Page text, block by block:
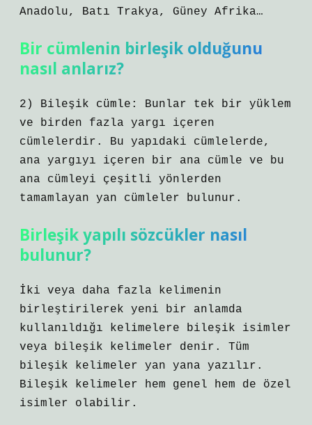
Anadolu, Batı Trakya, Güney Afrika…
Bir cümlenin birleşik olduğunu
nasıl anlarız?
2) Bileşik cümle: Bunlar tek bir yüklem
ve birden fazla yargı içeren
cümlelerdir. Bu yapıdaki cümlelerde,
ana yargıyı içeren bir ana cümle ve bu
ana cümleyi çeşitli yönlerden
tamamlayan yan cümleler bulunur.
Birleşik yapılı sözcükler nasıl
bulunur?
İki veya daha fazla kelimenin
birleştirilerek yeni bir anlamda
kullanıldığı kelimelere bileşik isimler
veya bileşik kelimeler denir. Tüm
bileşik kelimeler yan yana yazılır.
Bileşik kelimeler hem genel hem de özel
isimler olabilir.